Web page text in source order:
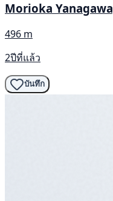
Morioka
496 m
2ปีที่แล้ว
บันทึก